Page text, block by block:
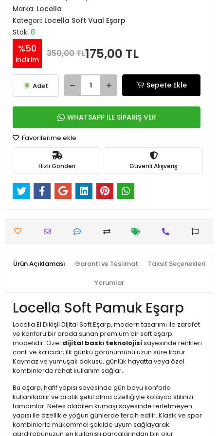
Marka: Locella
Kategori: Locella Soft Vual Eşarp
Stok: 8
%50
indirim
350,00 TL175,00 TL
Adet Sepete Ekle
WHATSAPP İLE SİPARİŞ VER
Favorilerime ekle
Hızlı Gönderi Güvenli Alışveriş
Ürün Açıklaması Garanti ve Teslimat Taksit Seçenekleri
Yorumlar
Locella Soft Pamuk Eşarp
Locella El Dikişli Dijital Soft Eşarp, modern tasarımı ile zarafet
ve konforu bir arada sunan premium bir soft eşarp
modelidir. Özel dijital baskı teknolojisisayesinde renkleri
canlı ve kalıcıdır; ilk günkü görünümünü uzun süre korur.
Kaymaz ve yumuşak dokusu, günlük hayatta veya özel
kombinlerde rahat kullanım sağlar.
Bu eşarp, hafif yapısı sayesinde gün boyu konforla
kullanılabilir ve pratik şekil alma özelliğiyle kolayca stilinizi
tamamlar. Nefes alabilen kumaşı sayesinde terletmeyen
yapısı ile özellikle yoğun günlerde tercih edilir. Klasik ve spor
kombinlerle mükemmel şekilde uyum sağlayarak
gardırobunuzun en kullanışlı parçalarından biri olur.